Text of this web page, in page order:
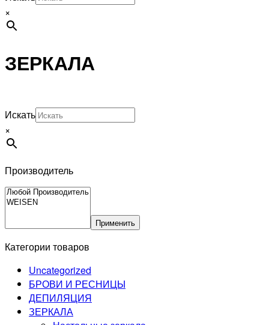
×
ЗЕРКАЛА
Искать
×
Производитель
Применить
Категории товаров
Uncategorized
БРОВИ И РЕСНИЦЫ
ДЕПИЛЯЦИЯ
ЗЕРКАЛА